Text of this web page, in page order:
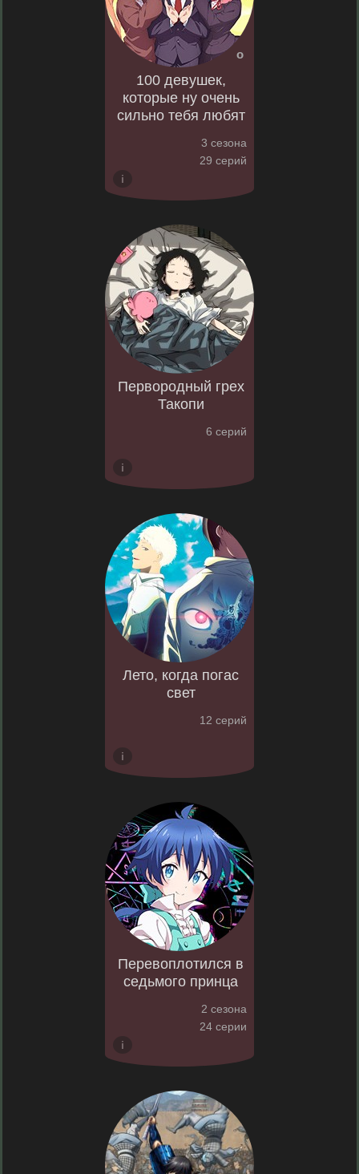
100 девушек,
которые ну очень
сильно тебя любят
3 сезона
29 серий
Первородный грех
Такопи
6 серий
Лето, когда погас
свет
12 серий
Перевоплотился в
седьмого принца
2 сезона
24 серии